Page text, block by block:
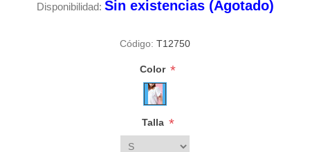
Disponibilidad: Sin existencias (Agotado)
Código: T12750
Color *
Talla *